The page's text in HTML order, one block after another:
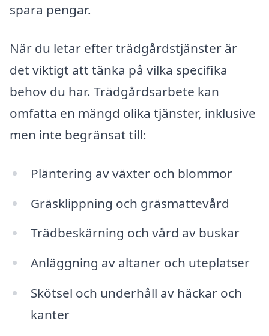
spara pengar.
När du letar efter trädgårdstjänster är
det viktigt att tänka på vilka specifika
behov du har. Trädgårdsarbete kan
omfatta en mängd olika tjänster, inklusive
men inte begränsat till:
Pläntering av växter och blommor
Gräsklippning och gräsmattevård
Trädbeskärning och vård av buskar
Anläggning av altaner och uteplatser
Skötsel och underhåll av häckar och
kanter